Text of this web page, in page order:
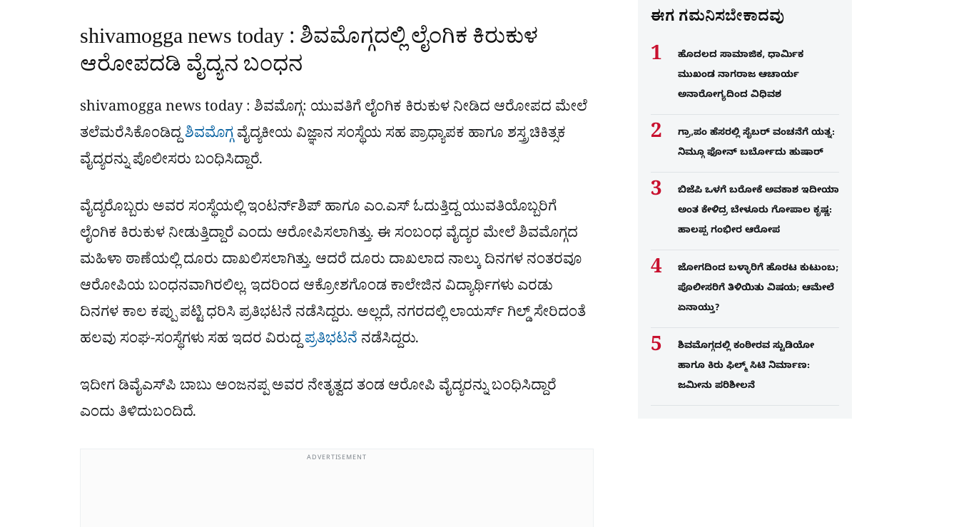
shivamogga news today : ಶಿವಮೊಗ್ಗದಲ್ಲಿ ಲೈಂಗಿಕ ಕಿರುಕುಳ
ಆರೋಪದಡಿ ವೈದ್ಯನ ಬಂಧನ
shivamogga news today : ಶಿವಮೊಗ್ಗ: ಯುವತಿಗೆ ಲೈಂಗಿಕ ಕಿರುಕುಳ ನೀಡಿದ ಆರೋಪದ ಮೇಲೆ
ತಲೆಮರೆಸಿಕೊಂಡಿದ್ದಶಿವಮೊಗ್ಗವೈದ್ಯಕೀಯ ವಿಜ್ಞಾನ ಸಂಸ್ಥೆಯ ಸಹ ಪ್ರಾಧ್ಯಾಪಕ ಹಾಗೂ ಶಸ್ತ್ರಚಿಕಿತ್ಸಕ
ವೈದ್ಯರನ್ನು ಪೊಲೀಸರು ಬಂಧಿಸಿದ್ದಾರೆ.
ವೈದ್ಯರೊಬ್ಬರು ಅವರ ಸಂಸ್ಥೆಯಲ್ಲಿ ಇಂಟರ್ನ್‌ಶಿಪ್ ಹಾಗೂ ಎಂ.ಎಸ್ ಓದುತ್ತಿದ್ದ ಯುವತಿಯೊಬ್ಬರಿಗೆ
ಲೈಂಗಿಕ ಕಿರುಕುಳ ನೀಡುತ್ತಿದ್ದಾರೆ ಎಂದು ಆರೋಪಿಸಲಾಗಿತ್ತು. ಈ ಸಂಬಂಧ ವೈದ್ಯರ ಮೇಲೆ ಶಿವಮೊಗ್ಗದ
ಮಹಿಳಾ ಠಾಣೆಯಲ್ಲಿ ದೂರು ದಾಖಲಿಸಲಾಗಿತ್ತು. ಆದರೆ ದೂರು ದಾಖಲಾದ ನಾಲ್ಕು ದಿನಗಳ ನಂತರವೂ
ಆರೋಪಿಯ ಬಂಧನವಾಗಿರಲಿಲ್ಲ. ಇದರಿಂದ ಆಕ್ರೋಶಗೊಂಡ ಕಾಲೇಜಿನ ವಿದ್ಯಾರ್ಥಿಗಳು ಎರಡು
ದಿನಗಳ ಕಾಲ ಕಪ್ಪು ಪಟ್ಟಿ ಧರಿಸಿ ಪ್ರತಿಭಟನೆ ನಡೆಸಿದ್ದರು. ಅಲ್ಲದೆ, ನಗರದಲ್ಲಿ ಲಾಯರ್ಸ್ ಗಿಲ್ಡ್ ಸೇರಿದಂತೆ
ಹಲವು ಸಂಘ-ಸಂಸ್ಥೆಗಳು ಸಹ ಇದರ ವಿರುದ್ದಪ್ರತಿಭಟನೆ ನಡೆಸಿದ್ದರು.
ಇದೀಗ ಡಿವೈಎಸ್‌ಪಿ ಬಾಬು ಅಂಜನಪ್ಪ ಅವರ ನೇತೃತ್ವದ ತಂಡ ಆರೋಪಿ ವೈದ್ಯರನ್ನು ಬಂಧಿಸಿದ್ದಾರೆ
ಎಂದು ತಿಳಿದುಬಂದಿದೆ.
ADVERTISEMENT
ಈಗ ಗಮನಿಸಬೇಕಾದವು
ಹೊದಲದ ಸಾಮಾಜಿಕ, ಧಾರ್ಮಿಕ
ಮುಖಂಡ ನಾಗರಾಜ ಆಚಾರ್ಯ
ಅನಾರೋಗ್ಯದಿಂದ ವಿಧಿವಶ
ಗ್ರಾ,ಪಂ ಹೆಸರಲ್ಲಿ ಸೈಬ‌ರ್ ವಂಚನೆಗೆ ಯತ್ನ:
ನಿಮ್ಗೂ ಫೋನ್​ ಬರ್ಬೋದು ಹುಷಾರ್​​
ಬಿಜೆಪಿ ಒಳಗೆ ಬರೋಕೆ ಅವಕಾಶ ಇದೀಯಾ
ಅಂತ ಕೇಳಿದ್ರ ಬೇಳೂರು ಗೋಪಾಲ ಕೃಷ್ಣ:
ಹಾಲಪ್ಪ ಗಂಭೀರ ಆರೋಪ
ಜೋಗದಿಂದ ಬಳ್ಳಾರಿಗೆ ಹೊರಟ ಕುಟುಂಬ;
ಪೊಲೀಸರಿಗೆ ತಿಳಿಯಿತು ವಿಷಯ; ಆಮೇಲೆ
ಏನಾಯ್ತು?
ಶಿವಮೊಗ್ಗದಲ್ಲಿ ಕಂಠೀರವ ಸ್ಟುಡಿಯೋ
ಹಾಗೂ ಕಿರು ಫಿಲ್ಮ್ ಸಿಟಿ ನಿರ್ಮಾಣ:
ಜಮೀನು ಪರಿಶೀಲನೆ